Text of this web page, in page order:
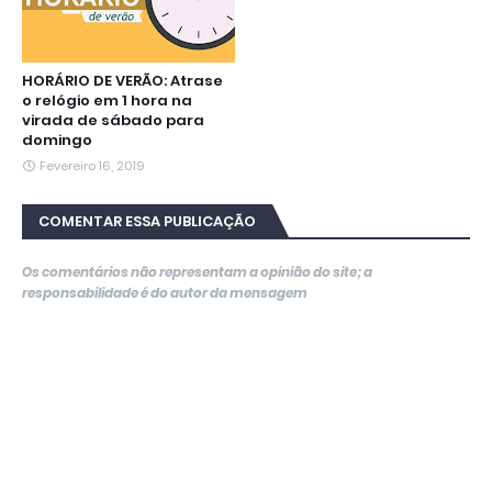
HORÁRIO DE VERÃO: Atrase
o relógio em 1 hora na
virada de sábado para
domingo
Fevereiro 16, 2019
COMENTAR ESSA PUBLICAÇÃO
Os comentários não representam a opinião do site; a
responsabilidade é do autor da mensagem